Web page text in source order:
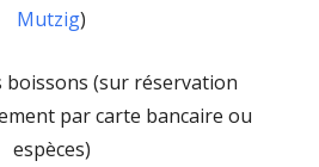
Mutzig)
boissons (sur réservation
par carte bancaire ou
espèces)